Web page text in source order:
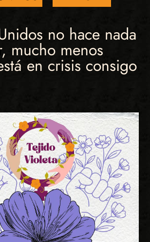
no hace nada
mucho menos
en crisis consigo